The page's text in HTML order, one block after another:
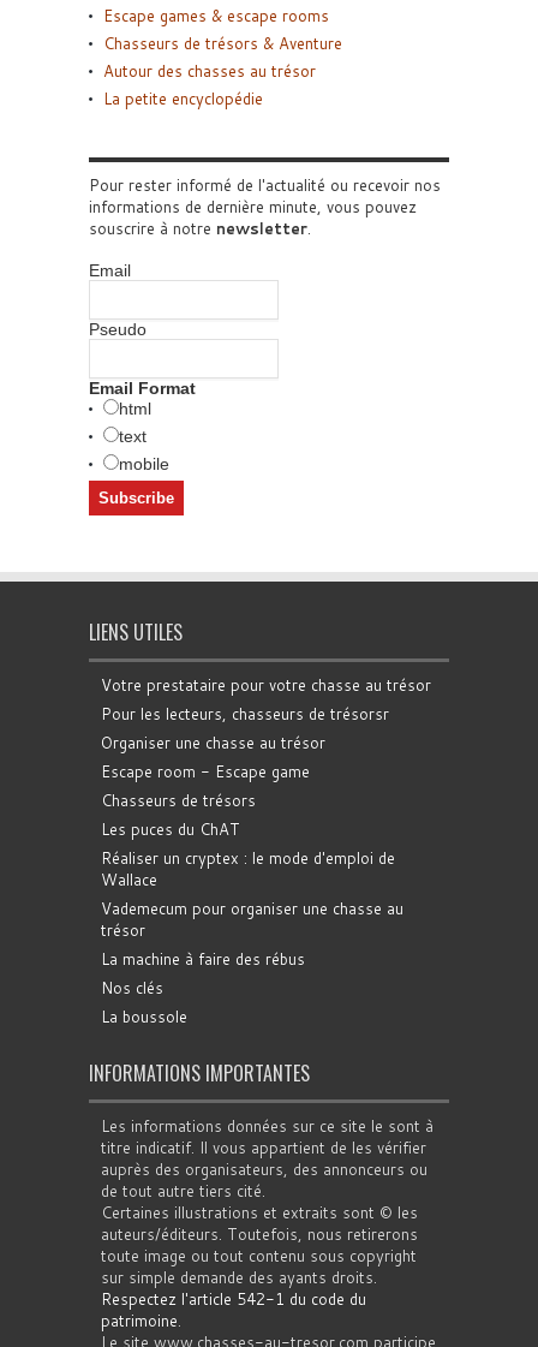
Escape games & escape rooms
Chasseurs de trésors & Aventure
Autour des chasses au trésor
La petite encyclopédie
Pour rester informé de l'actualité ou recevoir nos
informations de dernière minute, vous pouvez
souscrire à notre newsletter.
Email
Pseudo
Email Format
html
text
mobile
LIENS UTILES
Votre prestataire pour votre chasse au trésor
Pour les lecteurs, chasseurs de trésorsr
Organiser une chasse au trésor
Escape room - Escape game
Chasseurs de trésors
Les puces du ChAT
Réaliser un cryptex : le mode d'emploi de
Wallace
Vademecum pour organiser une chasse au
trésor
La machine à faire des rébus
Nos clés
La boussole
INFORMATIONS IMPORTANTES
Les informations données sur ce site le sont à
titre indicatif. Il vous appartient de les vérifier
auprès des organisateurs, des annonceurs ou
de tout autre tiers cité.
Certaines illustrations et extraits sont © les
auteurs/éditeurs. Toutefois, nous retirerons
toute image ou tout contenu sous copyright
sur simple demande des ayants droits.
Respectez l'article 542-1 du code du
patrimoine.
Le site www.chasses-au-tresor.com participe